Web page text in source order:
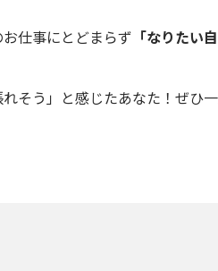
仕事にとどまらず 「なりたい
れそう」と感じたあなた！ぜひ